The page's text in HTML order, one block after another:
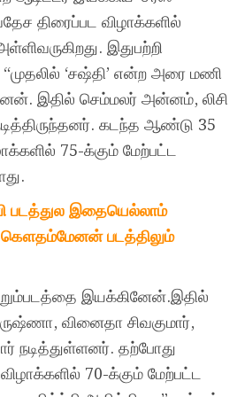
திரைப்பட விழாக்களில்
இதுபற்றி
‘சஷ்தி’ என்ற அரை மணி
இதில் செம்மலர் அன்னம், லிசி
கடந்த ஆண்டு 35
75-க்கும் மேற்பட்ட
படத்துல இதையெல்லாம்
கௌதம்மேனன் படத்திலும்
இயக்கினேன்.இதில்
வினைதா சிவகுமார்,
நடித்துள்ளனர். தற்போது
70-க்கும் மேற்பட்ட